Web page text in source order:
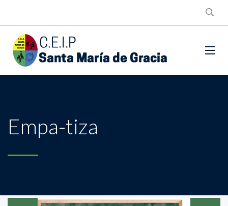
Empa-tiza